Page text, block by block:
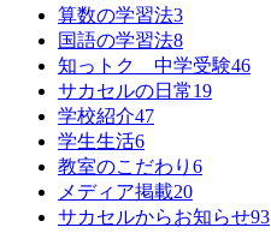
算数の学習法3
国語の学習法8
知っトク 中学受験46
サカセルの日常19
学校紹介47
学生生活6
教室のこだわり 6
メディア掲載20
サカセルからお知らせ93